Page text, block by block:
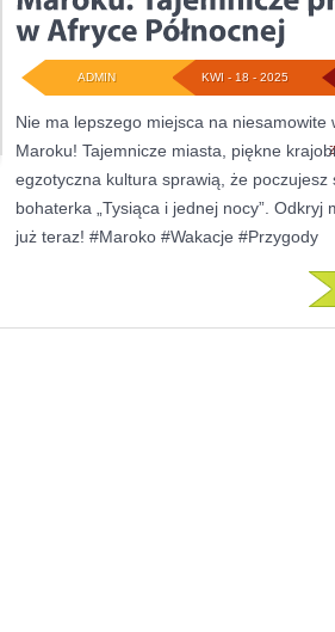
KWI - 18 - 2025
ADMIN
Nie ma lepszego miejsca na niesamowite
Maroku! Tajemnicze miasta, piękne
egzotyczna kultura sprawią, że poczujesz
bohaterka „Tysiąca i jednej nocy”. Odkryj
już teraz! #Maroko #Wakacje #Przygody